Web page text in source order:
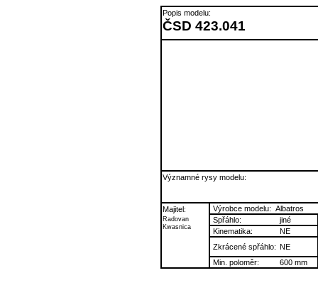
Popis modelu:
ČSD 423.041
Významné rysy modelu:
Majitel:
Radovan
Kwasnica
Výrobce modelu: Albatros
Spřáhlo:
jiné
Kinematika:
NE
Zkrácené spřáhlo: NE
Min. poloměr:
600 mm